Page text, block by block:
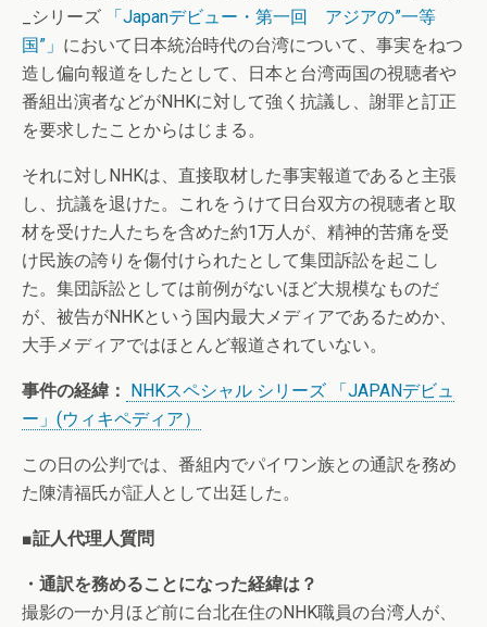
_シリーズ 「Japanデビュー・第一回 アジアの”一等
国”」 において日本統治時代の台湾について、事実をねつ
造し偏向報道をしたとして、日本と台湾両国の視聴者や
番組出演者などがNHKに対して強く抗議し、謝罪と訂正
を要求したことからはじまる。
それに対しNHKは、直接取材した事実報道であると主張
し、抗議を退けた。これをうけて日台双方の視聴者と取
材を受けた人たちを含めた約1万人が、精神的苦痛を受
け民族の誇りを傷付けられたとして集団訴訟を起こし
た。集団訴訟としては前例がないほど大規模なものだ
が、被告がNHKという国内最大メディアであるためか、
大手メディアではほとんど報道されていない。
事件の経緯： NHKスペシャル シリーズ 「JAPANデビュ
ー」(ウィキペディア）
この日の公判では、番組内でパイワン族との通訳を務め
た陳清福氏が証人として出廷した。
■証人代理人質問
・通訳を務めることになった経緯は？
撮影の一か月ほど前に台北在住のNHK職員の台湾人が、